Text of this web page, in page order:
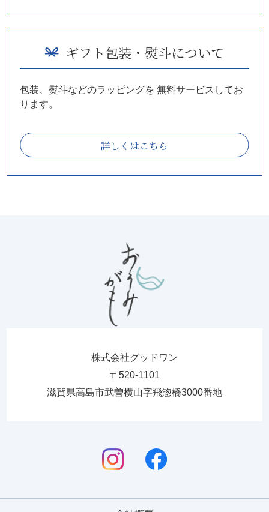
ギフト包装・熨斗について
包装、熨斗などのラッピングを 無料サービスしてお
ります。
詳しくはこちら
株式会社グッドワン
〒520-1101
滋賀県高島市武曽横山字飛惣橋3000番地